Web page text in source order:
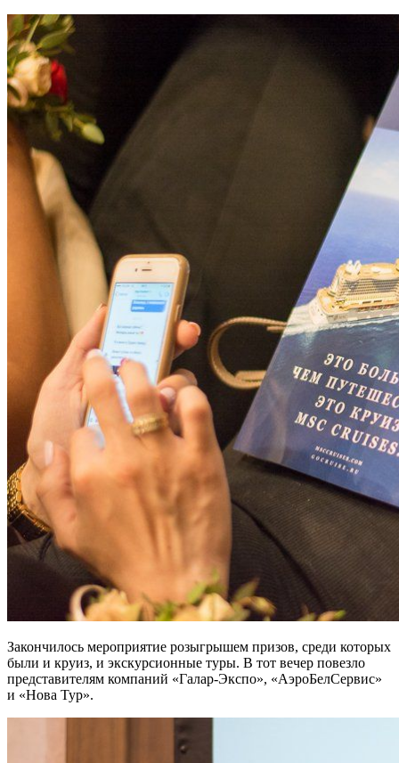
Закончилось мероприятие розыгрышем призов, среди которых
были и круиз, и экскурсионные туры. В тот вечер повезло
представителям компаний «Галар-Экспо», «АэроБелСервис»
и «Нова Тур».